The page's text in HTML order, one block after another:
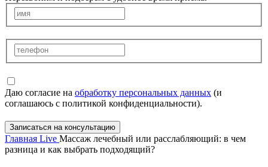
Даю согласие на обработку персональных данных (и
соглашаюсь с политикой конфиденциальности).
Записаться на консультацию
Главная Live Массаж лечебный или расслабляющий: в чем
разница и как выбрать подходящий?